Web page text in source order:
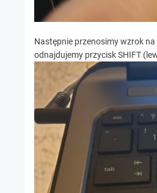
Następnie przenosimy wzrok
odnajdujemy przycisk SHIFT